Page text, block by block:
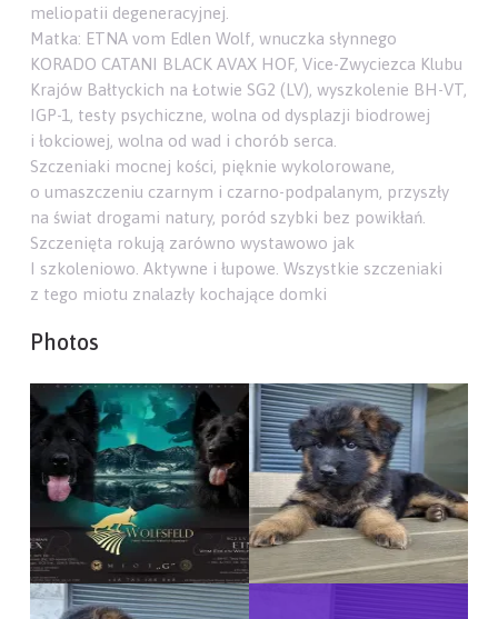
meliopatii degeneracyjnej.
Matka: ETNA vom Edlen Wolf, wnuczka słynnego
KORADO CATANI BLACK AVAX HOF, Vice-Zwyciezca Klubu
Krajów Bałtyckich na Łotwie SG2 (LV), wyszkolenie BH-VT,
IGP-1, testy psychiczne, wolna od dysplazji biodrowej
i łokciowej, wolna od wad i chorób serca.
Szczeniaki mocnej kości, pięknie wykolorowane,
o umaszczeniu czarnym i czarno-podpalanym, przyszły
na świat drogami natury, poród szybki bez powikłań.
Szczenięta rokują zarówno wystawowo jak
I szkoleniowo. Aktywne i łupowe. Wszystkie szczeniaki
z tego miotu znalazły kochające domki
Photos